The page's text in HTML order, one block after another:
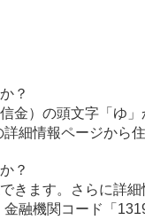
？
金）の頭文字「ゆ
細情報ページから
？
きます。さらに詳
融機関コード「